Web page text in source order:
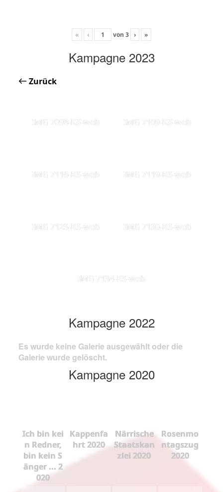
« ‹ von 3 › »
Kampagne 2023
Zurück
IMG 7098-KS-web IMG 7109-KS-web
IMG 7116-KS-web IMG 7119-KS-web
IMG 7123-KS-web IMG 7130-KS-web
IMG 7134-KS-web
Kampagne 2022
Es wurde keine Galerie ausgewählt oder die
Galerie wurde gelöscht.
Kampagne 2020
Ich bin kei
n Redner,
bin kein S
änger ... 2
020
Kappenfa
hrt 2020
Närrische
Staatskan
zlei 2020
Rosenmo
ntagszug
2020